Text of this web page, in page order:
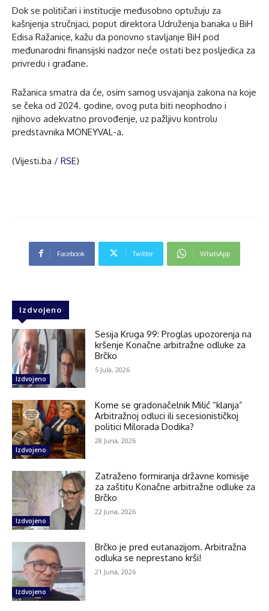
Dok se političari i institucije međusobno optužuju za
kašnjenja stručnjaci, poput direktora Udruženja banaka u BiH
Edisa Ražanice, kažu da ponovno stavljanje BiH pod
međunarodni finansijski nadzor neće ostati bez posljedica za
privredu i građane.
Ražanica smatra da će, osim samog usvajanja zakona na koje
se čeka od 2024. godine, ovog puta biti neophodno i
njihovo adekvatno provođenje, uz pažljivu kontrolu
predstavnika MONEYVAL-a.
(Vijesti.ba / RSE)
Facebook Twitter WhatsApp
Izdvojeno
Izdvojeno
Sesija Kruga 99: Proglas upozorenja na
kršenje Konačne arbitražne odluke za
Brčko
5 Jula, 2026
Izdvojeno
Kome se gradonačelnik Milić “klanja”
Arbitražnoj odluci ili secesionističkoj
politici Milorada Dodika?
28 Juna, 2026
Izdvojeno
Zatraženo formiranja državne komisije
za zaštitu Konačne arbitražne odluke za
Brčko
22 Juna, 2026
Izdvojeno
Brčko je pred eutanazijom. Arbitražna
odluka se neprestano krši!
21 Juna, 2026